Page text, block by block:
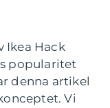
Ikea Hack
popularitet
denna artikel
Vi